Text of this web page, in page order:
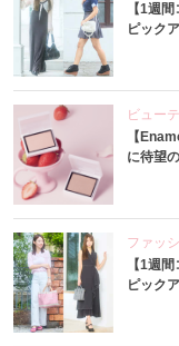
【1週
ピック
ビュー
【
に待望
ファッ
【1週
ピック